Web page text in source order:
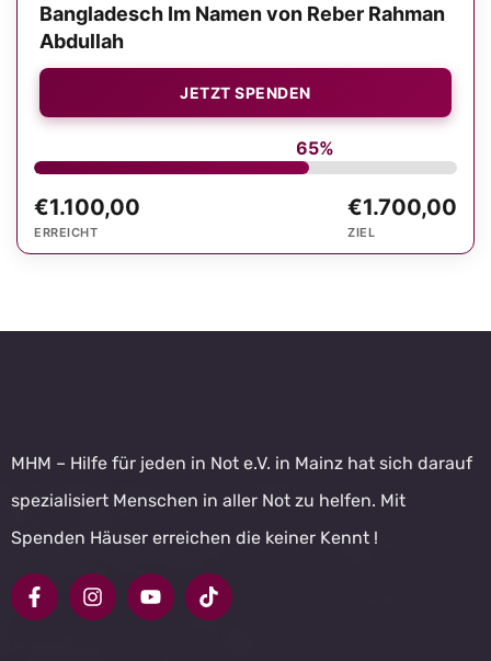
Bangladesch Im Namen von Reber Rahman
Abdullah
JETZT SPENDEN
65%
€1.100,00
ERREICHT
€1.700,00
ZIEL
MHM – Hilfe für jeden in Not e.V. in Mainz hat sich darauf
spezialisiert Menschen in aller Not zu helfen. Mit
Spenden Häuser erreichen die keiner Kennt !